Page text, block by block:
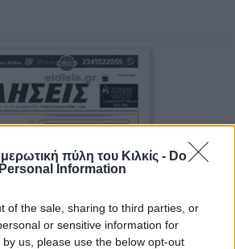
πύλη του Κιλκίς - Do
Information
of the sale, sharing to third parties, or
or sensitive information for
us, please use the below opt-out